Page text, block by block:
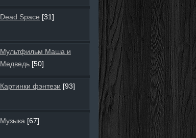
Dead Space [31]
Мультфильм Маша и
Медведь [50]
Картинки фэнтези [93]
Музыка [67]